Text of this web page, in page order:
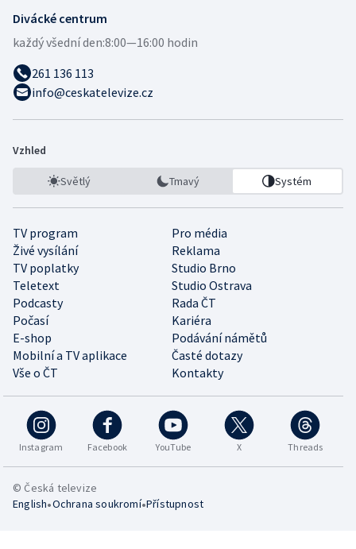
Divácké centrum
každý všední den:8:00—16:00 hodin
261 136 113
info@ceskatelevize.cz
Vzhled
Světlý Tmavý Systém
TV program
Pro média
Živé vysílání
Reklama
TV poplatky
Studio Brno
Teletext
Studio Ostrava
Podcasty
Rada ČT
Počasí
Kariéra
E-shop
Podávání námětů
Mobilní a TV aplikace
Časté dotazy
Vše o ČT
Kontakty
Instagram Facebook YouTube X Threads
© Česká televize
English•Ochrana soukromí•Přístupnost